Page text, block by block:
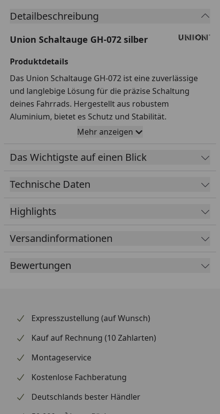
Detailbeschreibung
Union Schaltauge GH-072 silber
Produktdetails
Das Union Schaltauge GH-072 ist eine zuverlässige
und langlebige Lösung für die präzise Schaltung
deines Fahrrads. Hergestellt aus robustem
Aluminium, bietet es Schutz und Stabilität.
Einfache Montage
Schaltauge unkompliziert und schnell anbringen.
Lieferumfang
Das Schaltauge wird inklusive der erforderlichen
Schrauben für die Montage geliefert.
Mehr anzeigen
Das Wichtigste auf einen Blick
Technische Daten
Highlights
Versandinformationen
Bewertungen
Expresszustellung (auf Wunsch)
Kauf auf Rechnung (10 Zahlarten)
Montageservice
Kostenlose Fachberatung
Deutschlands bester Händler